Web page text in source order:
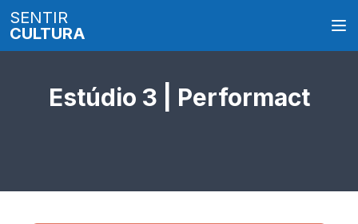
SENTIR
CULTURA
Estúdio 3 | Performact